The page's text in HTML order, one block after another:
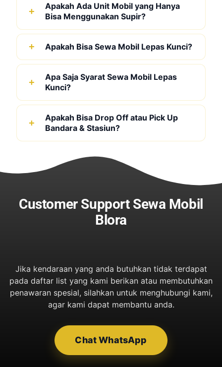
Apakah Ada Unit Mobil yang Hanya
Bisa Menggunakan Supir?
Apakah Bisa Sewa Mobil Lepas Kunci?
Apa Saja Syarat Sewa Mobil Lepas
Kunci?
Apakah Bisa Drop Off atau Pick Up
Bandara & Stasiun?
Customer Support Sewa Mobil
Blora
Jika kendaraan yang anda butuhkan tidak terdapat
pada daftar list yang kami berikan atau membutuhkan
penawaran spesial, silahkan untuk menghubungi kami,
agar kami dapat membantu anda.
Chat WhatsApp